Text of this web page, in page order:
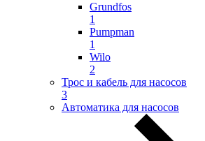
Grundfos
1
Pumpman
1
Wilo
2
Трос и кабель для насосов
3
Автоматика для насосов